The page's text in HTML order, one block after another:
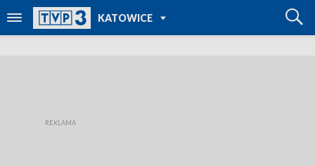
KATOWICE
TVP REGIONY